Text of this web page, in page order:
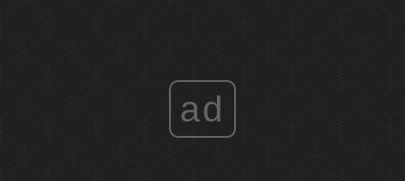
ad